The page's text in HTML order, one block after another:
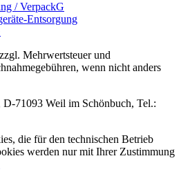
/ VerpackG
Entsorgung
Mehrwertsteuer und
wenn nicht anders
D-71093 Weil im Schönbuch, Tel.:
die für den technischen Betrieb
werden nur mit Ihrer Zustimmung